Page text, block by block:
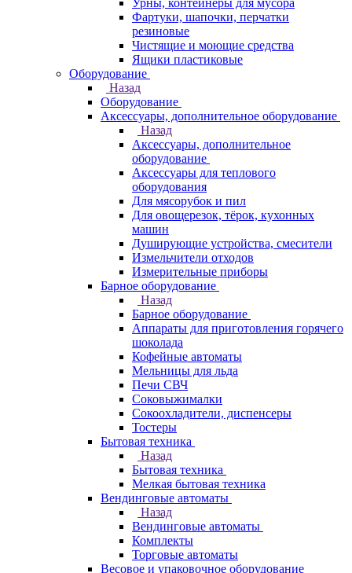
Урны, контейнеры для мусора
Фартуки, шапочки, перчатки
резиновые
Чистящие и моющие средства
Ящики пластиковые
Оборудование
Назад
Оборудование
Аксессуары, дополнительное оборудование
Назад
Аксессуары, дополнительное
оборудование
Аксессуары для теплового
оборудования
Для мясорубок и пил
Для овощерезок, тёрок, кухонных
машин
Душирующие устройства, смесители
Измельчители отходов
Измерительные приборы
Барное оборудование
Назад
Барное оборудование
Аппараты для приготовления горячего
шоколада
Кофейные автоматы
Мельницы для льда
Печи СВЧ
Соковыжималки
Сокоохладители, диспенсеры
Тостеры
Бытовая техника
Назад
Бытовая техника
Мелкая бытовая техника
Вендинговые автоматы
Назад
Вендинговые автоматы
Комплекты
Торговые автоматы
Весовое и упаковочное оборудование